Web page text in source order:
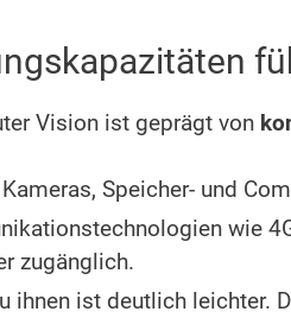
Vision ist geprägt von
Speicher- und
wie
zugänglich.
ihnen ist deutlich